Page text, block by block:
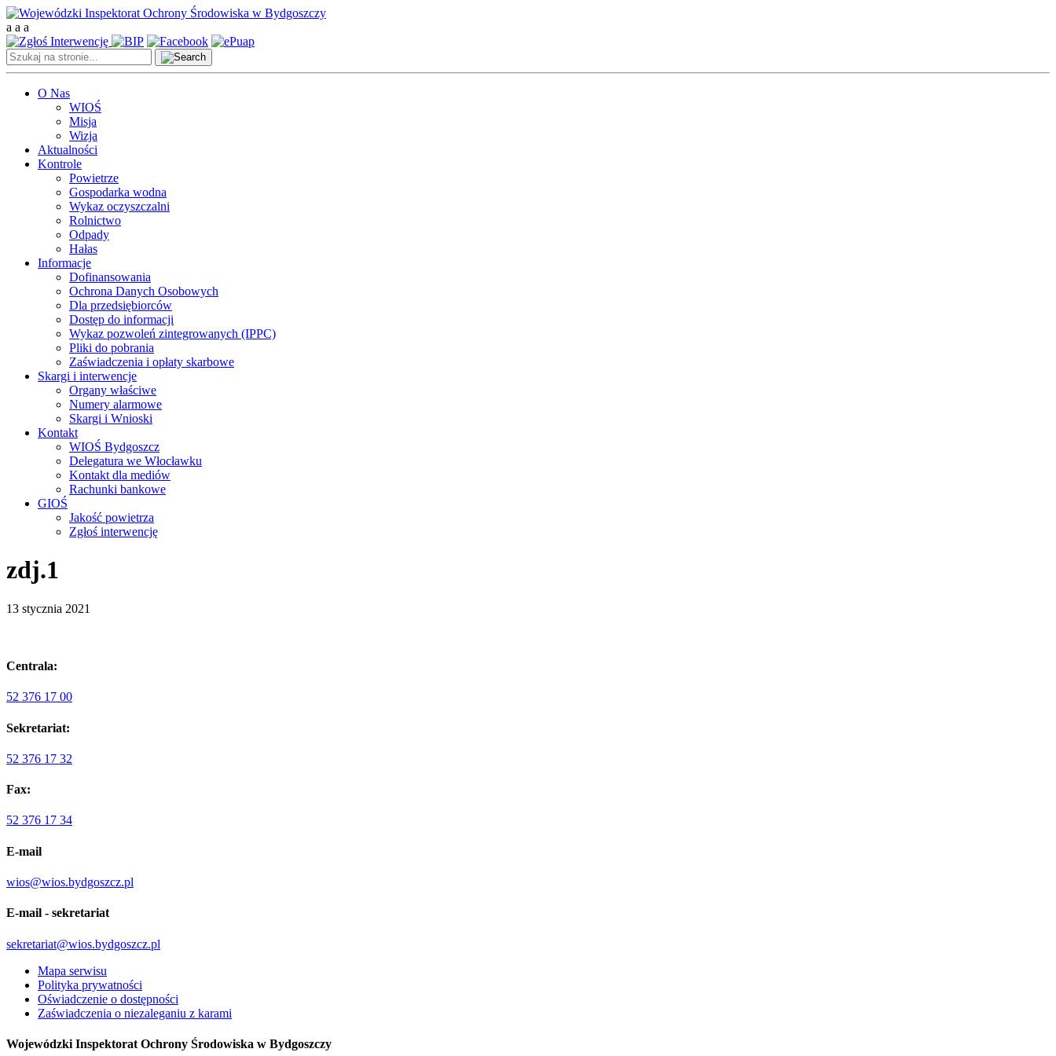
a a a
O Nas
WIOŚ
Misja
Wizja
Aktualności
Kontrole
Powietrze
Gospodarka wodna
Wykaz oczyszczalni
Rolnictwo
Odpady
Hałas
Informacje
Dofinansowania
Ochrona Danych Osobowych
Dla przedsiębiorców
Dostęp do informacji
Wykaz pozwoleń zintegrowanych (IPPC)
Pliki do pobrania
Zaświadczenia i opłaty skarbowe
Skargi i interwencje
Organy właściwe
Numery alarmowe
Skargi i Wnioski
Kontakt
WIOŚ Bydgoszcz
Delegatura we Włocławku
Kontakt dla mediów
Rachunki bankowe
GIOŚ
Jakość powietrza
Zgłoś interwencję
zdj.1
13 stycznia 2021
Centrala:
52 376 17 00
Sekretariat:
52 376 17 32
Fax:
52 376 17 34
E-mail
wios@wios.bydgoszcz.pl
E-mail - sekretariat
sekretariat@wios.bydgoszcz.pl
Mapa serwisu
Polityka prywatności
Oświadczenie o dostępności
Zaświadczenia o niezaleganiu z karami
Wojewódzki Inspektorat Ochrony Środowiska w Bydgoszczy